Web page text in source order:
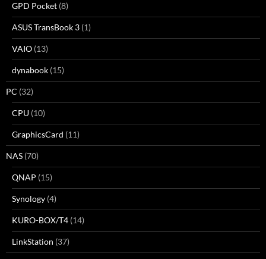
GPD Pocket (8)
ASUS TransBook 3 (1)
VAIO (13)
dynabook (15)
PC (32)
CPU (10)
GraphicsCard (11)
NAS (70)
QNAP (15)
Synology (4)
KURO-BOX/T4 (14)
LinkStation (37)